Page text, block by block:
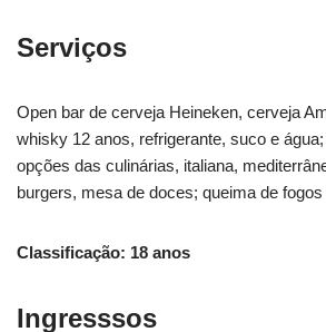
Serviços
Open bar de cerveja Heineken, cerveja
whisky 12 anos, refrigerante, suco e
opções das culinárias, italiana,
burgers, mesa de doces; queima de
Classificação: 18 anos
Ingresssos